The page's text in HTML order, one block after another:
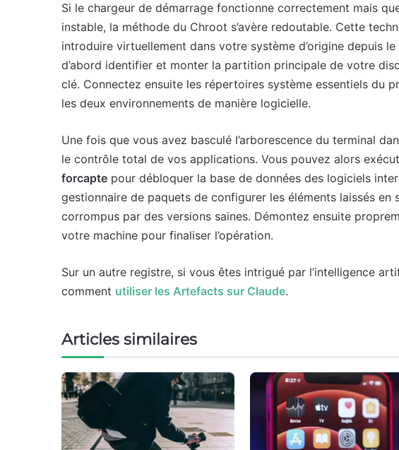
Si le chargeur de démarrage fonctionne correctement mais
instable, la méthode du Chroot s’avère redoutable. Cette
introduire virtuellement dans votre système d’origine depuis
d’abord identifier et monter la partition principale de votre
clé. Connectez ensuite les répertoires système essentiels du
les deux environnements de manière logicielle.
Une fois que vous avez basculé l’arborescence du terminal
le contrôle total de vos applications. Vous pouvez alors
forcapte pour débloquer la base de données des logiciels
gestionnaire de paquets de configurer les éléments laissés en
corrompus par des versions saines. Démontez ensuite
votre machine pour finaliser l’opération.
Sur un autre registre, si vous êtes intrigué par l’intelligence
comment utiliser les Artefacts sur Claude.
Articles similaires